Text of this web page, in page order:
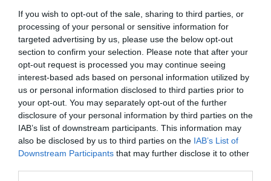
If you wish to opt-out of the sale, sharing to third parties, or
processing of your personal or sensitive information for
targeted advertising by us, please use the below opt-out
section to confirm your selection. Please note that after your
opt-out request is processed you may continue seeing
interest-based ads based on personal information utilized by
us or personal information disclosed to third parties prior to
your opt-out. You may separately opt-out of the further
disclosure of your personal information by third parties on the
IAB’s list of downstream participants. This information may
also be disclosed by us to third parties on the IAB’s List of
Downstream Participants that may further disclose it to other
No perdamos el norte: la
emigración es mala
Eulogio López
Argumentos